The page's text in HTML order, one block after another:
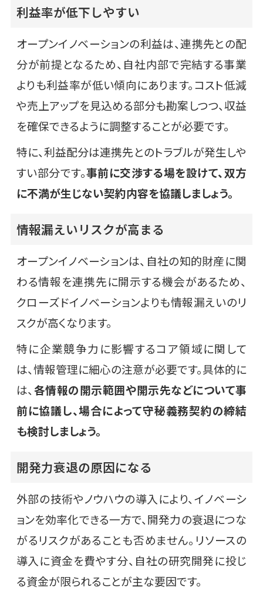
利益率が低下しやすい
オープンイノベーションの利益は、連携先との配
分が前提となるため、自社内部で完結する事業
よりも利益率が低い傾向にあります。コスト低減
や売上アップを見込める部分も勘案しつつ、収益
を確保できるように調整することが必要です。
特に、利益配分は連携先とのトラブルが発生しや
すい部分です。事前に交渉する場を設けて、双方
に不満が生じない契約内容を協議しましょう。
情報漏えいリスクが高まる
オープンイノベーションは、自社の知的財産に関
わる情報を連携先に開示する機会があるため、
クローズドイノベーションよりも情報漏えいのリ
スクが高くなります。
特に企業競争力に影響するコア領域に関して
は、情報管理に細心の注意が必要です。具体的に
は、各情報の開示範囲や開示先などについて事
前に協議し、場合によって守秘義務契約の締結
も検討しましょう。
開発力衰退の原因になる
外部の技術やノウハウの導入により、イノベーシ
ョンを効率化できる一方で、開発力の衰退につな
がるリスクがあることも否めません。リソースの
導入に資金を費やす分、自社の研究開発に投じ
る資金が限られることが主な要因です。